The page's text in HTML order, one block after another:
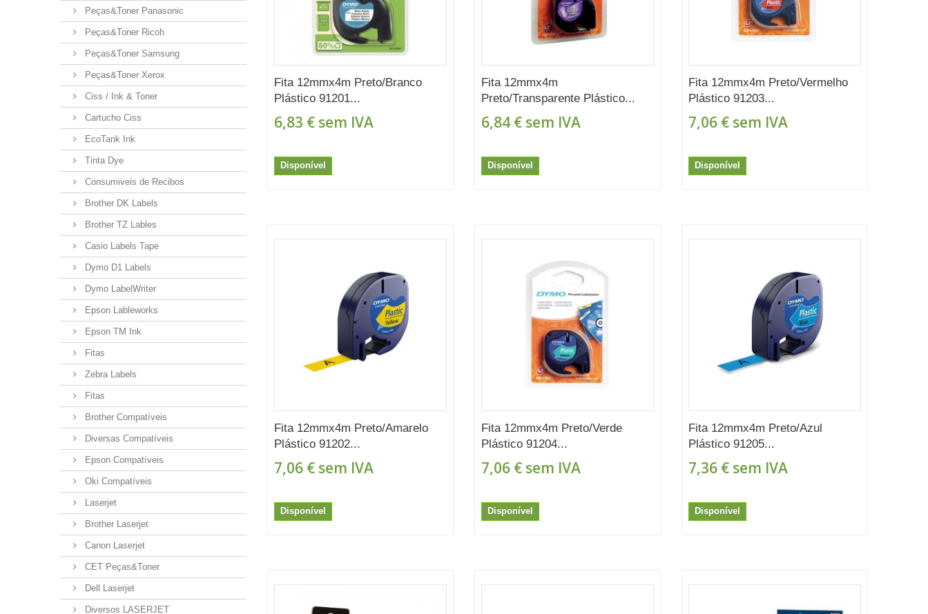
Peças&Toner Panasonic
Peças&Toner Ricoh
Peças&Toner Samsung
Peças&Toner Xerox
Ciss / Ink & Toner
Cartucho Ciss
EcoTank Ink
Tinta Dye
Consumiveis de Recibos
Brother DK Labels
Brother TZ Lables
Casio Labels Tape
Dymo D1 Labels
Dymo LabelWriter
Epson Lableworks
Epson TM Ink
Fitas
Zebra Labels
Fitas
Brother Compatíveis
Diversas Compatíveis
Epson Compatíveis
Oki Compatíveis
Laserjet
Brother Laserjet
Canon Laserjet
CET Peças&Toner
Dell Laserjet
Diversos LASERJET
Fita 12mmx4m Preto/Branco
Plástico 91201...
6,83 € sem IVA
Disponível
Fita 12mmx4m
Preto/Transparente Plástico...
6,84 €sem IVA
Disponível
Fita 12mmx4m Preto/Vermelho
Plástico 91203...
7,06 €sem IVA
Disponível
Fita 12mmx4m Preto/Amarelo
Plástico 91202...
7,06 € sem IVA
Disponível
Fita 12mmx4m Preto/Verde
Plástico 91204...
7,06 €sem IVA
Disponível
Fita 12mmx4m Preto/Azul
Plástico 91205...
7,36 €sem IVA
Disponível